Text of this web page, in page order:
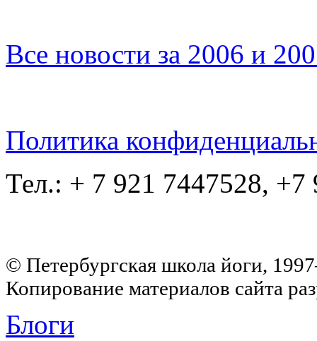
Все новости за 2006 и
Политика
Тел.: + 7 921 7447528, +7
© Петербургская школа йоги,
Копирование материалов сайта
Блоги